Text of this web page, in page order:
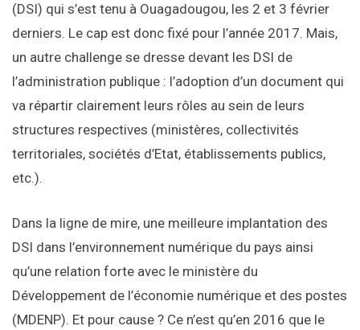
(DSI) qui s’est tenu à Ouagadougou, les 2 et 3 février
derniers. Le cap est donc fixé pour l’année 2017. Mais,
un autre challenge se dresse devant les DSI de
l’administration publique : l’adoption d’un document qui
va répartir clairement leurs rôles au sein de leurs
structures respectives (ministères, collectivités
territoriales, sociétés d’Etat, établissements publics,
etc.).
Dans la ligne de mire, une meilleure implantation des
DSI dans l’environnement numérique du pays ainsi
qu’une relation forte avec le ministère du
Développement de l’économie numérique et des postes
(MDENP). Et pour cause ? Ce n’est qu’en 2016 que le